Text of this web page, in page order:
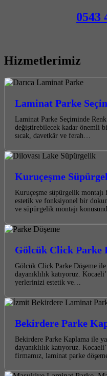
0543
Hizmetlerimiz
Laminat Parke
Laminat Parke Seçiminde
değiştirebilecek kadar önemli
sıcak, davetkâr ve ferah…
Kuruçeşme
Kuruçeşme süpürgelik montajı
estetik ve fonksiyonel bir
ve süpürgelik montajı
Gölcük Click Parke
Gölcük Click Parke Döşeme ile
dayanıklılık katıyoruz.
yerlerinizi estetik ve…
Bekirdere Parke
Bekirdere Parke Kaplama ile
dayanıklılık katıyoruz.
firmamız, laminat parke